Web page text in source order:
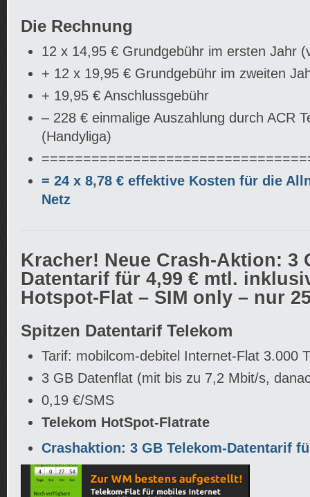
Die Rechnung
12 x 14,95 € Grundgebühr im ersten Jahr
+ 12 x 19,95 € Grundgebühr im zweiten
+ 19,95 € Anschlussgebühr
– 228 € einmalige Auszahlung durch ACR
(Handyliga)
= 24 x 8,78 € effektive Kosten für die
Netz
Kracher! Neue Crash-Aktion: 3
Datentarif für 4,99 € mtl.
Hotspot-Flat – SIM only – nur
Spitzen Datentarif Telekom
Tarif: mobilcom-debitel Internet-Flat 3.000
3 GB Datenflat (mit bis zu 7,2 Mbit/s,
0,19 €/SMS
Telekom HotSpot-Flatrate
Crashaktion: 3 GB Telekom-Datentarif